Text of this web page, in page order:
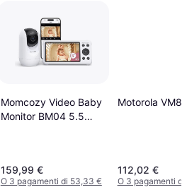
Momcozy Video Baby
Monitor BM04 5.5
159,99 €
O 3 pagamenti di 53,33 €
Motorola
112,02 €
O 3 pagamenti